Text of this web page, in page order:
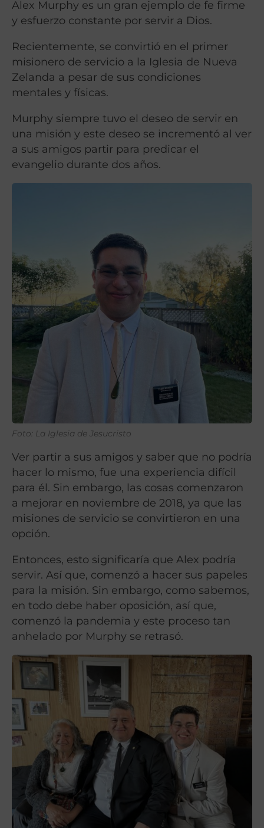
Alex Murphy es un gran ejemplo de fe firme
y esfuerzo constante por servir a Dios.
Recientemente, se convirtió en el primer
misionero de servicio a la Iglesia de Nueva
Zelanda a pesar de sus condiciones
mentales y físicas.
Murphy siempre tuvo el deseo de servir en
una misión y este deseo se incrementó al ver
a sus amigos partir para predicar el
evangelio durante dos años.
Foto: La Iglesia de Jesucristo
Ver partir a sus amigos y saber que no podría
hacer lo mismo, fue una experiencia difícil
para él. Sin embargo, las cosas comenzaron
a mejorar en noviembre de 2018, ya que las
misiones de servicio se convirtieron en una
opción.
Entonces, esto significaría que Alex podría
servir. Así que, comenzó a hacer sus papeles
para la misión. Sin embargo, como sabemos,
en todo debe haber oposición, así que,
comenzó la pandemia y este proceso tan
anhelado por Murphy se retrasó.